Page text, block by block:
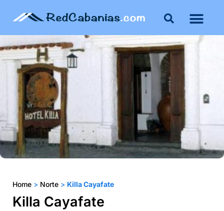
Home > Norte > Killa Cayafate
Killa Cayafate